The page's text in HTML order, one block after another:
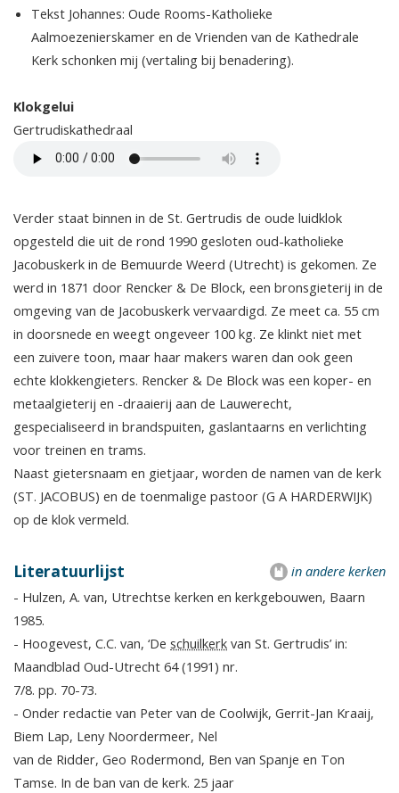
Tekst Johannes: Oude Rooms-Katholieke
Aalmoezenierskamer en de Vrienden van de Kathedrale
Kerk schonken mij (vertaling bij benadering).
Klokgelui
Gertrudiskathedraal
Verder staat binnen in de St. Gertrudis de oude luidklok
opgesteld die uit de rond 1990 gesloten oud-katholieke
Jacobuskerk in de Bemuurde Weerd (Utrecht) is gekomen. Ze
werd in 1871 door Rencker & De Block, een bronsgieterij in de
omgeving van de Jacobuskerk vervaardigd. Ze meet ca. 55 cm
in doorsnede en weegt ongeveer 100 kg. Ze klinkt niet met
een zuivere toon, maar haar makers waren dan ook geen
echte klokkengieters. Rencker & De Block was een koper- en
metaalgieterij en -draaierij aan de Lauwerecht,
gespecialiseerd in brandspuiten, gaslantaarns en verlichting
voor treinen en trams.
Naast gietersnaam en gietjaar, worden de namen van de kerk
(ST. JACOBUS) en de toenmalige pastoor (G A HARDERWIJK)
op de klok vermeld.
in andere kerken
Literatuurlijst
- Hulzen, A. van, Utrechtse kerken en kerkgebouwen, Baarn
1985.
- Hoogevest, C.C. van, ‘De schuilkerk van St. Gertrudis’ in:
Maandblad Oud-Utrecht 64 (1991) nr.
7/8. pp. 70-73.
- Onder redactie van Peter van de Coolwijk, Gerrit-Jan Kraaij,
Biem Lap, Leny Noordermeer, Nel
van de Ridder, Geo Rodermond, Ben van Spanje en Ton
Tamse. In de ban van de kerk. 25 jaar